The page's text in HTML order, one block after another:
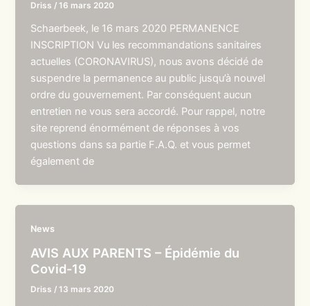
Driss /16 mars 2020
Schaerbeek, le 16 mars 2020 PERMANENCE
INSCRIPTION Vu les recommandations sanitaires
actuelles (CORONAVIRUS), nous avons décidé de
suspendre la permanence au public jusqu’à nouvel
ordre du gouvernement. Par conséquent aucun
entretien ne vous sera accordé. Pour rappel, notre
site reprend énormément de réponses à vos
questions dans sa partie F.A.Q. et vous permet
également de
News
AVIS AUX PARENTS – Épidémie du
Covid-19
Driss /13 mars 2020